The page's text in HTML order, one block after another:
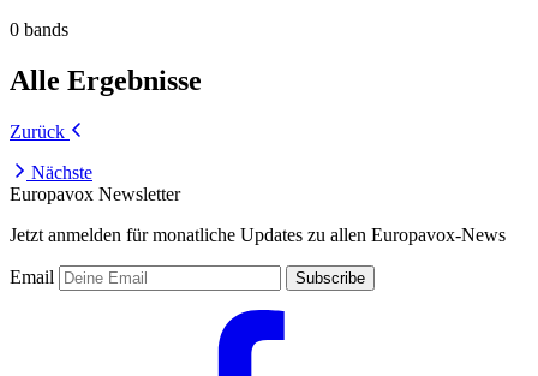
0 bands
Alle Ergebnisse
Zurück
Nächste
Europavox Newsletter
Jetzt anmelden für monatliche Updates zu allen Europavox-News
Email Subscribe